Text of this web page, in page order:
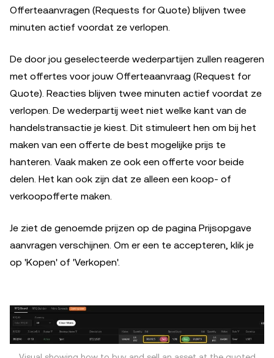
Offerteaanvragen (Requests for Quote) blijven twee
minuten actief voordat ze verlopen.
De door jou geselecteerde wederpartijen zullen reageren
met offertes voor jouw Offerteaanvraag (Request for
Quote). Reacties blijven twee minuten actief voordat ze
verlopen. De wederpartij weet niet welke kant van de
handelstransactie je kiest. Dit stimuleert hen om bij het
maken van een offerte de best mogelijke prijs te
hanteren. Vaak maken ze ook een offerte voor beide
delen. Het kan ook zijn dat ze alleen een koop- of
verkoopofferte maken.
Je ziet de genoemde prijzen op de pagina Prijsopgave
aanvragen verschijnen. Om er een te accepteren, klik je
op 'Kopen' of 'Verkopen'.